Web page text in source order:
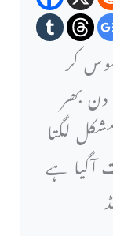
کر
بھر
لگتا
آگیا ہے